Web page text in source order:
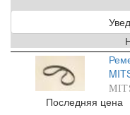
Последняя цена